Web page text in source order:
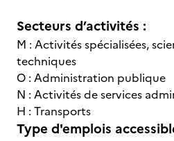
Secteurs d’activités :
M : Activités spécialisées,
techniques
O : Administration publique
N : Activités de services
H : Transports
Type d'emplois